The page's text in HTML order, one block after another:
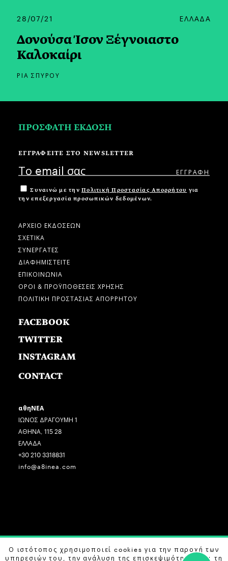
28/07/21 ΕΛΛΑΔΑ
Δονούσα Ίσον Ξέγνοιαστο
Καλοκαίρι
ΡΙΑ ΣΠΥΡΟΥ
ΠΡΟΣΦΑΤΗ ΕΚΔΟΣΗ
ΕΓΓΡΑΦΕΙΤΕ ΣΤΟ NEWSLETTER
Συναινώ με την Πολιτική Προστασίας Απορρήτου για
την επεξεργασία προσωπικών δεδομένων.
ΑΡΧΕΙΟ ΕΚΔΟΣΕΩΝ
ΣΧΕΤΙΚΑ
ΣΥΝΕΡΓΑΤΕΣ
ΔΙΑΦΗΜΙΣΤΕΙΤΕ
ΕΠΙΚΟΙΝΩΝΙΑ
ΟΡΟΙ & ΠΡΟΫΠΟΘΕΣΕΙΣ ΧΡΗΣΗΣ
ΠΟΛΙΤΙΚΗ ΠΡΟΣΤΑΣΙΑΣ ΑΠΟΡΡΗΤΟΥ
FACEBOOK
TWITTER
INSTAGRAM
CONTACT
αθηΝΕΑ
ΙΩΝΟΣ ΔΡΑΓΟΥΜΗ 1
ΑΘΗΝΑ, 115 28
ΕΛΛΑΔΑ
+30 210 3318831
info@a8inea.com
COPYRIGHT © 2026 αθηΝΕΑ, ALL RIGHTS RESERVED.
Ο ιστότοπος χρησιμοποιεί cookies για την παροχή των
υπηρεσιών του, την ανάλυση της επισκεψιμότητας και τη